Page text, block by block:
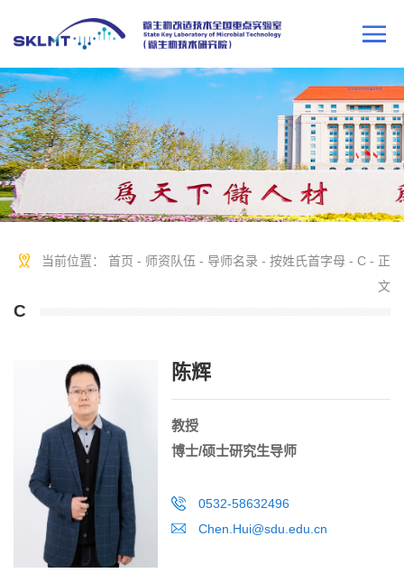
当前位置： 首页 - 师资队伍 - 导师名录 - 按姓氏首字母 - C - 正
文
C
陈辉
教授
博士/硕士研究生导师
0532-58632496
Chen.Hui@sdu.edu.cn